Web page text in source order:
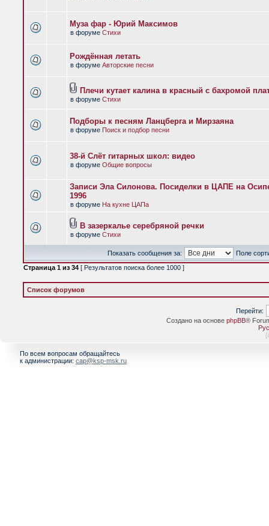
Муза фар - Юрий Максимов
в форуме Стихи
Рождённая летать
в форуме Авторские песни
Плечи кутает калина в красный с бахромой
в форуме Стихи
Подборы к песням Ланцберга и Мирзаяна
в форуме Поиск и подбор песни
38-й Слёт гитарных школ: видео
в форуме Общие вопросы
Записи Эла Силонова. Посиделки в ЦАПЕ на
1996
в форуме На кухне ЦАПа
В зазеркалье серебряной речки
в форуме Стихи
Показать сообщения за:
Поле
Страница 1 из 34 [ Результатов поиска более 1000 ]
Список форумов
Перейти:
Создано на основе phpBB®
[
По всем вопросам обращайтесь
к администрации: cap@ksp-msk.ru